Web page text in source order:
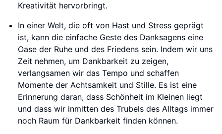
Kreativität hervorbringt.
In einer Welt, die oft von Hast und Stress geprägt
ist, kann die einfache Geste des Danksagens eine
Oase der Ruhe und des Friedens sein. Indem wir uns
Zeit nehmen, um Dankbarkeit zu zeigen,
verlangsamen wir das Tempo und schaffen
Momente der Achtsamkeit und Stille. Es ist eine
Erinnerung daran, dass Schönheit im Kleinen liegt
und dass wir inmitten des Trubels des Alltags immer
noch Raum für Dankbarkeit finden können.